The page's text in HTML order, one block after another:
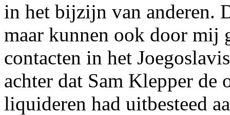
in het bijzijn van anderen.
maar kunnen ook door mij
contacten in het
achter dat Sam Klepper de
liquideren had uitbesteed